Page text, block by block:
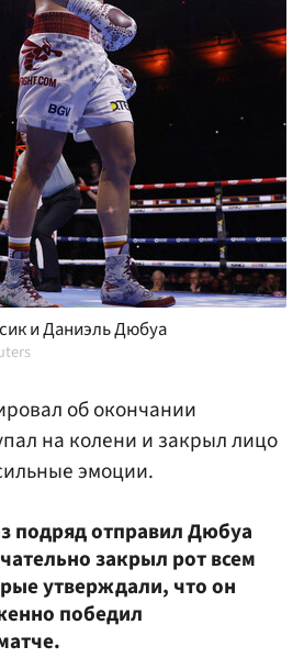
и Даниэль Дюбуа
об окончании
на колени и закрыл лицо
эмоции.
подряд отправил Дюбуа
закрыл рот всем
утверждали, что он
победил